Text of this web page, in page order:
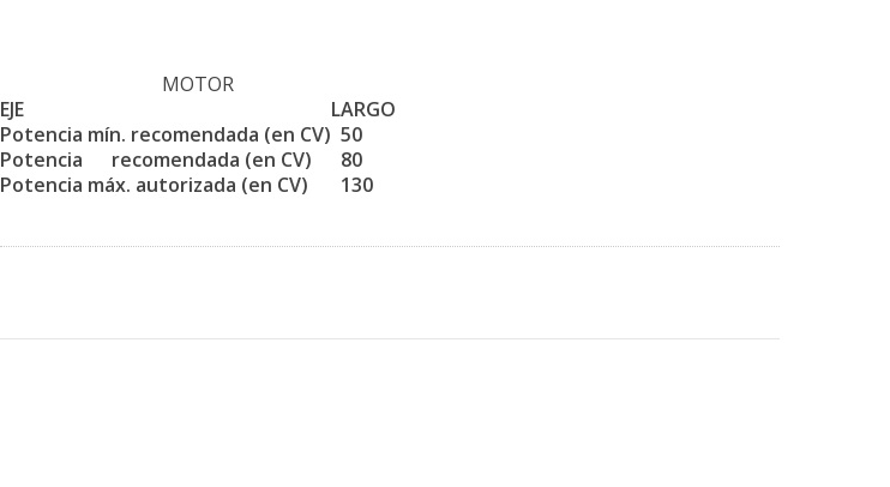
MOTOR
EJE
LARGO
Potencia mín. recomendada (en CV) 50
Potencia recomendada (en CV)
80
Potencia máx. autorizada (en CV)
130